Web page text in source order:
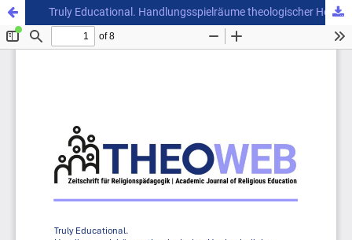
Truly Educational. Handlungsspielräume theologischer Hochschullehre angesichts des Religionslehrkräftemangels